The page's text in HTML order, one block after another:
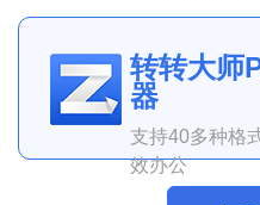
转转大师
器
支持40多种格
效办公